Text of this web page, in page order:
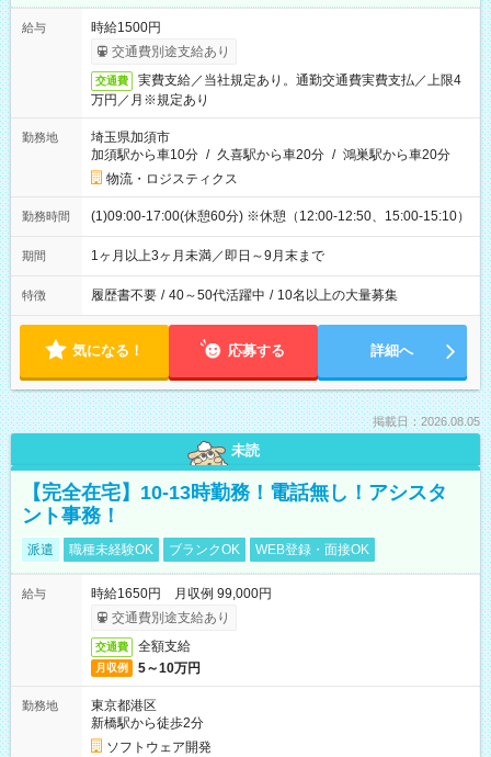
給与
時給1500円
交通費別途支給あり
交通費
実費支給／当社規定あり。通勤交通費実費支払／上限4
万円／月※規定あり
勤務地
埼玉県加須市
加須駅から車10分 / 久喜駅から車20分 / 鴻巣駅から車20分
物流・ロジスティクス
勤務時間 (1)09:00-17:00(休憩60分) ※休憩（12:00-12:50、15:00-15:10）
期間 1ヶ月以上3ヶ月未満／即日～9月末まで
特徴 履歴書不要 / 40～50代活躍中 / 10名以上の大量募集
気になる！ 応募する 詳細へ
掲載日：2026.08.05
未読
【完全在宅】10-13時勤務！電話無し！アシスタ
ント事務！
派遣 職種未経験OK ブランクOK WEB登録・面接OK
給与
時給1650円 月収例 99,000円
交通費別途支給あり
交通費 全額支給
月収例 5～10万円
勤務地
東京都港区
新橋駅から徒歩2分
ソフトウェア開発